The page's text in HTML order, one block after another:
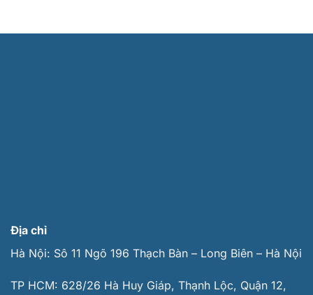
Địa chỉ
Hà Nội: Sô 11 Ngõ 196 Thạch Bàn – Long Biên – Hà Nội
TP HCM: 628/26 Hà Huy Giáp, Thạnh Lộc, Quận 12,